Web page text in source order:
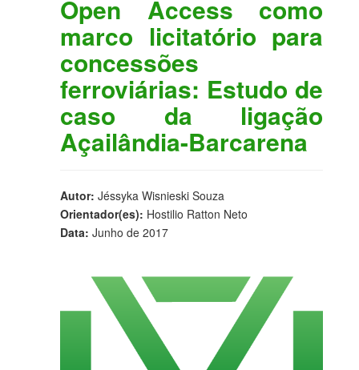
Open Access como
marco licitatório para
concessões
ferroviárias: Estudo de
caso da ligação
Açailândia-Barcarena
Autor: Jéssyka Wisnieski Souza
Orientador(es): Hostilio Ratton Neto
Data: Junho de 2017